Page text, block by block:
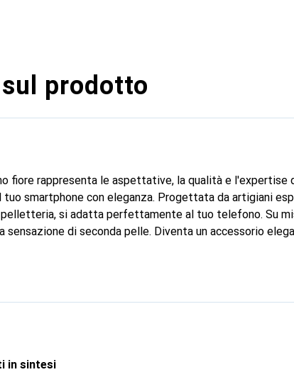
prodotto
fiore rappresenta le aspettative, la qualità e l'expertise
smartphone con eleganza. Progettata da artigiani
si adatta perfettamente al tuo telefono. Su
sensazione di seconda pelle. Diventa un accessorio
per una clientela esigente.
in sintesi